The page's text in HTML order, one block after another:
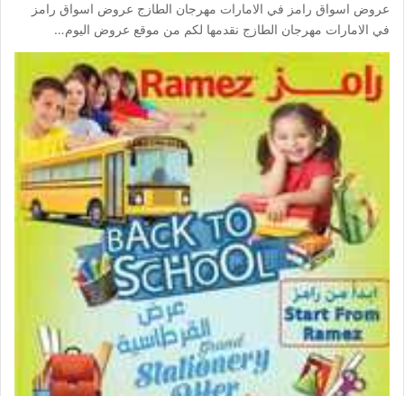
عروض اسواق رامز في الامارات مهرجان الطازج عروض اسواق رامز
في الامارات مهرجان الطازج نقدمها لكم من موقع عروض اليوم…